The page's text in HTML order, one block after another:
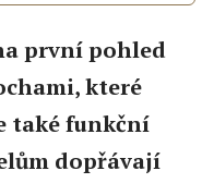
první pohled
které
také funkční
dopřávají